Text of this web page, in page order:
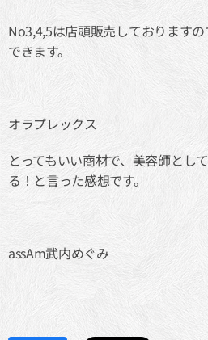
No3,4,5は店頭販売しております
できます。
オラプレックス
とってもいい商材で、美容師とし
る！と言った感想です。
assAm武内めぐみ